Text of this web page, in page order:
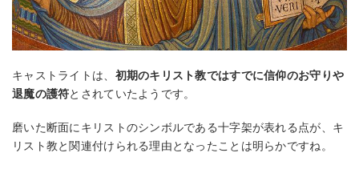
キャストライトは、 初期のキリスト教ではすでに信仰のお守りや
退魔の護符とされていたようです。
磨いた断面にキリストのシンボルである十字架が表れる点が、キ
リスト教と関連付けられる理由となったことは明らかですね。